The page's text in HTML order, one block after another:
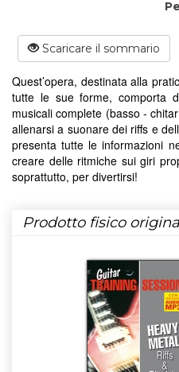
Scaricare il sommario
Quest’opera, destinata alla
tutte le sue forme, comporta
musicali complete (basso -
allenarsi a suonare dei riffs e
presenta tutte le informazioni
creare delle ritmiche sui giri
soprattutto, per divertirsi!
Prodotto fisico